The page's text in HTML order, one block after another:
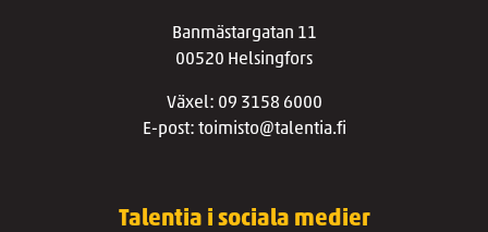
Banmästargatan 11
00520 Helsingfors
Växel: 09 3158 6000
E-post: toimisto@talentia.fi
Talentia i sociala medier